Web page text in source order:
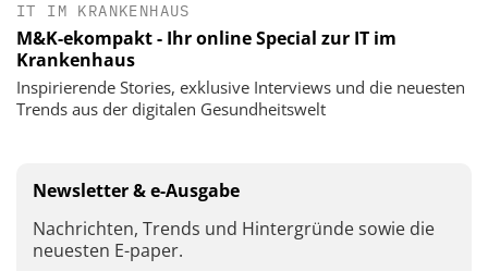
IT IM KRANKENHAUS
M&K-ekompakt - Ihr online Special zur IT im
Krankenhaus
Inspirierende Stories, exklusive Interviews und die neuesten
Trends aus der digitalen Gesundheitswelt
Newsletter & e-Ausgabe
Nachrichten, Trends und Hintergründe sowie die
neuesten E-paper.